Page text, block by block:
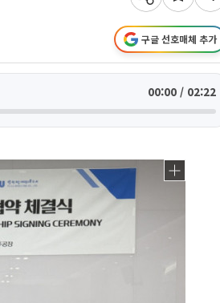
구글 선호매체 추가
00:00 / 02:22